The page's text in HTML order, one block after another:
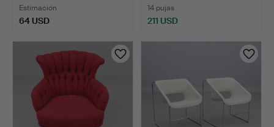
Estimación
64 USD
14 pujas
211 USD